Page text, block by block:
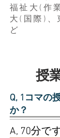
福祉大(作
大(国際)
ど
授
Q, 1コマの
か？
A, 70分です